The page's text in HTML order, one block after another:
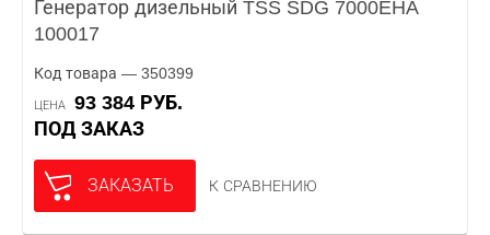
Генератор дизельный TSS SDG 7000EHA
100017
Код товара — 350399
ЦЕНА
93 384 РУБ.
ПОД ЗАКАЗ
ЗАКАЗАТЬ К СРАВНЕНИЮ